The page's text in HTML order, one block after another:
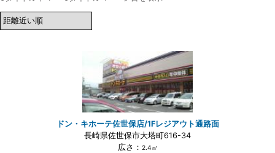
ドン・キホーテ佐世保店/1Fレジアウト通路面
長崎県佐世保市大塔町616-34
広さ： 2.4㎡